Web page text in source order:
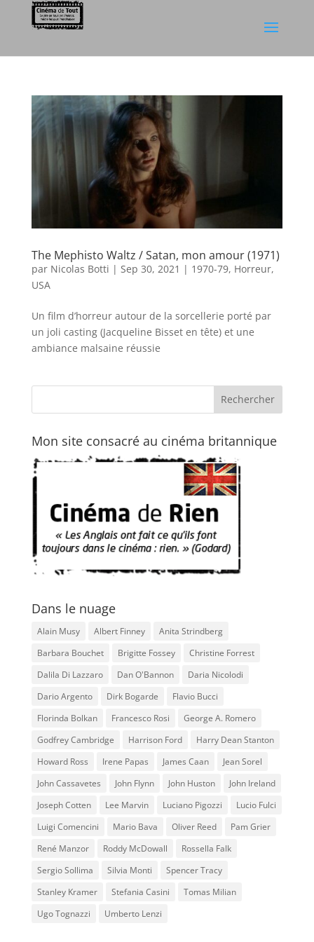
The Mephisto Waltz / Satan, mon amour (1971)
par Nicolas Botti | Sep 30, 2021 | 1970-79, Horreur,
USA
Un film d’horreur autour de la sorcellerie porté par
un joli casting (Jacqueline Bisset en tête) et une
ambiance malsaine réussie
Mon site consacré au cinéma britannique
Dans le nuage
Alain Musy Albert Finney
Anita Strindberg
Barbara Bouchet
Brigitte Fossey
Christine Forrest
Dalila Di Lazzaro
Dan O'Bannon
Daria Nicolodi
Dario Argento
Dirk Bogarde
Flavio Bucci
Florinda Bolkan
Francesco Rosi
George A. Romero
Godfrey Cambridge
Harrison Ford
Harry Dean Stanton
Howard Ross
Irene Papas James Caan
Jean Sorel
John Cassavetes
John Flynn John Huston
John Ireland
Joseph Cotten
Lee Marvin Luciano Pigozzi
Lucio Fulci
Luigi Comencini
Mario Bava Oliver Reed
Pam Grier
René Manzor
Roddy McDowall
Rossella Falk
Sergio Sollima
Silvia Monti
Spencer Tracy
Stanley Kramer
Stefania Casini
Tomas Milian
Ugo Tognazzi
Umberto Lenzi